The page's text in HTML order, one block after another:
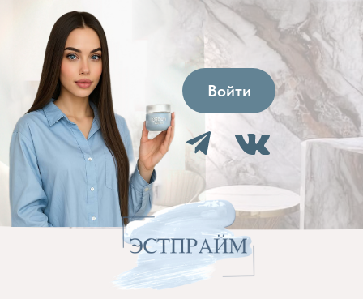
Препараты для косметолога и расходные
материалы
ПРОФЕССИОНАЛЬНАЯ
КОСМЕТИКА